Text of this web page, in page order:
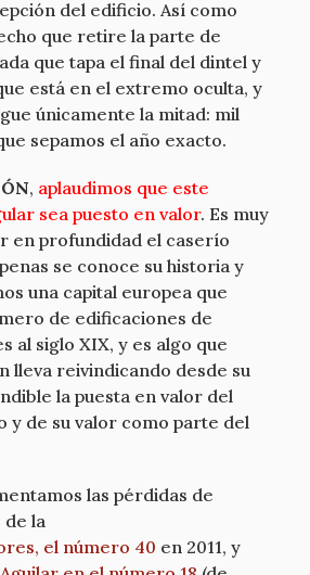
del edificio. Así como
que retire la parte de
que tapa el final del dintel y
está en el extremo oculta, y
únicamente la mitad: mil
sepamos el año exacto.
, aplaudimos que este
sea puesto en valor. Es muy
en profundidad el caserío
se conoce su historia y
una capital europea que
de edificaciones de
al siglo XIX, y es algo que
lleva reivindicando desde su
la puesta en valor del
y de su valor como parte del
las pérdidas de
la
el número 40 en 2011, y